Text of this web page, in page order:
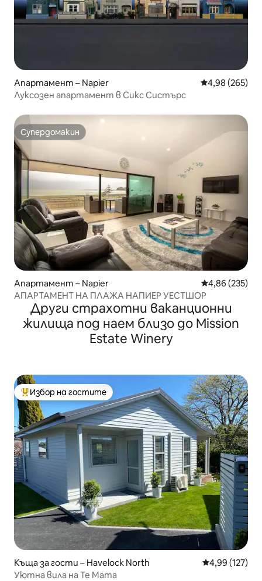
Апартамент – Napier Средна
4,98 (265)
Луксозен апартамент в Сикс Систърс
Супердомакин
Супердомакин
Апартамент – Napier Средна
4,86 (235)
АПАРТАМЕНТ НА ПЛАЖА НАПИЕР УЕСТШОР
Други страхотни ваканционни
жилища под наем близо до Mission
Estate Winery
Най-популярен избор на гостите
Избор на гостите
Къща за гости – Havelock North Средна
4,99 (127)
Уютна вила на Те Мата